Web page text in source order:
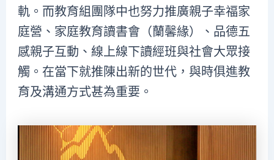
軌。而教育組團隊中也努力推廣親子幸福家
庭營、家庭教育讀書會（蘭馨緣）、品德五
感親子互動、線上線下讀經班與社會大眾接
觸。在當下就推陳出新的世代，與時俱進教
育及溝通方式甚為重要。